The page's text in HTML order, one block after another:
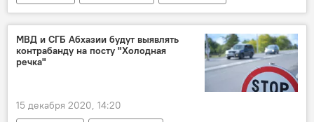
МВД и СГБ Абхазии будут выявлять
контрабанду на посту "Холодная
речка"
15 декабря 2020, 14:20